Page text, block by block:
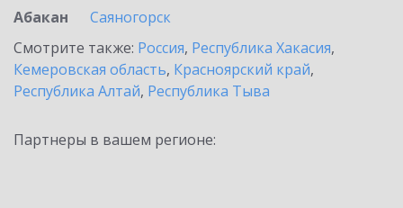
Абакан
Саяногорск
Смотрите также: Россия, Республика Хакасия,
Кемеровская область, Красноярский край,
Республика Алтай, Республика Тыва
Партнеры в вашем регионе: